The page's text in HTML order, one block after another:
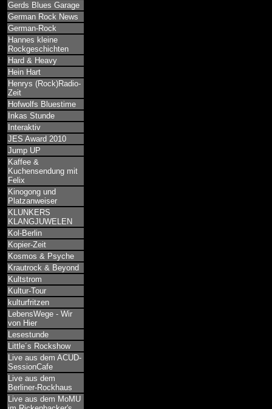
Gerds Blues Garage
German Rock News
German-Rock
Hannes kleine
Rockgeschichten
Hard & Heavy
Hein Hart
Henrys (Rock)Radio-
Zeit
Hofwolfs Bluestime
Inkas Stunde
Interaktiv
JES Award 2010
Jump UP
Kaffee &
Kuchensendung mit
Felix
Kinogong und
Platzanweiser
KLUNKERS
KLANGJUWELEN
Kol-Berlin
Kopier-Zeit
Kosmos & Psyche
Krautrock & Beyond
Kultstrom
Kultur-Tour
kulturfritzen
LebensWege - Wir
von Hier
Lesestunde
Little´s Rockshow
Live aus dem ACUD-
SessionCafe
Live aus dem
Berliner-Rockhaus
Live aus dem MoMU